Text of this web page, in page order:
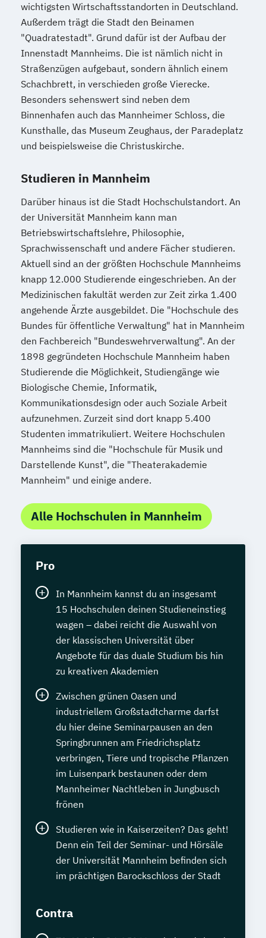
wichtigsten Wirtschaftsstandorten in Deutschland.
Außerdem trägt die Stadt den Beinamen
"Quadratestadt". Grund dafür ist der Aufbau der
Innenstadt Mannheims. Die ist nämlich nicht in
Straßenzügen aufgebaut, sondern ähnlich einem
Schachbrett, in verschieden große Vierecke.
Besonders sehenswert sind neben dem
Binnenhafen auch das Mannheimer Schloss, die
Kunsthalle, das Museum Zeughaus, der Paradeplatz
und beispielsweise die Christuskirche.
Studieren in Mannheim
Darüber hinaus ist die Stadt Hochschulstandort. An
der Universität Mannheim kann man
Betriebswirtschaftslehre, Philosophie,
Sprachwissenschaft und andere Fächer studieren.
Aktuell sind an der größten Hochschule Mannheims
knapp 12.000 Studierende eingeschrieben. An der
Medizinischen fakultät werden zur Zeit zirka 1.400
angehende Ärzte ausgebildet. Die "Hochschule des
Bundes für öffentliche Verwaltung" hat in Mannheim
den Fachbereich "Bundeswehrverwaltung". An der
1898 gegründeten Hochschule Mannheim haben
Studierende die Möglichkeit, Studiengänge wie
Biologische Chemie, Informatik,
Kommunikationsdesign oder auch Soziale Arbeit
aufzunehmen. Zurzeit sind dort knapp 5.400
Studenten immatrikuliert. Weitere Hochschulen
Mannheims sind die "Hochschule für Musik und
Darstellende Kunst", die "Theaterakademie
Mannheim" und einige andere.
Alle Hochschulen in Mannheim
Pro
In Mannheim kannst du an insgesamt
15 Hochschulen deinen Studieneinstieg
wagen – dabei reicht die Auswahl von
der klassischen Universität über
Angebote für das duale Studium bis hin
zu kreativen Akademien
Zwischen grünen Oasen und
industriellem Großstadtcharme darfst
du hier deine Seminarpausen an den
Springbrunnen am Friedrichsplatz
verbringen, Tiere und tropische Pflanzen
im Luisenpark bestaunen oder dem
Mannheimer Nachtleben in Jungbusch
frönen
Studieren wie in Kaiserzeiten? Das geht!
Denn ein Teil der Seminar- und Hörsäle
der Universität Mannheim befinden sich
im prächtigen Barockschloss der Stadt
Contra